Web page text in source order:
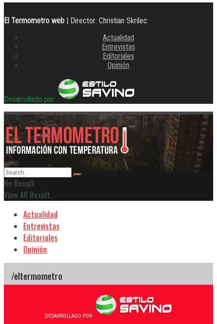
El Termometro web | Director: Christian Skrilec
Actualidad
Entrevistas
Editoriales
Opinión
Desarrollado por
No Result
View All Result
Actualidad
Entrevistas
Editoriales
Opinión
DESARROLLADO POR